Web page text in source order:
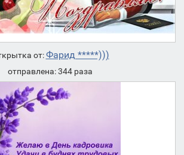
от:Фарид *****)))
отправлена: 344 раза